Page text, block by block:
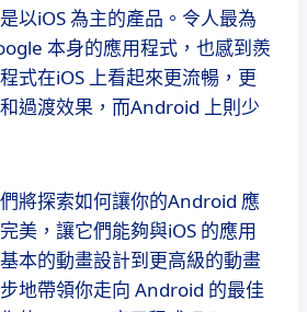
以iOS 為主的產品。令人最為
本身的應用程式，也感到羨
式在iOS 上看起來更流暢，更
過渡效果，而Android 上則少
將探索如何讓你的Android 應
美，讓它們能夠與iOS 的應用
本的動畫設計到更高級的動畫
地帶領你走向 Android 的最佳